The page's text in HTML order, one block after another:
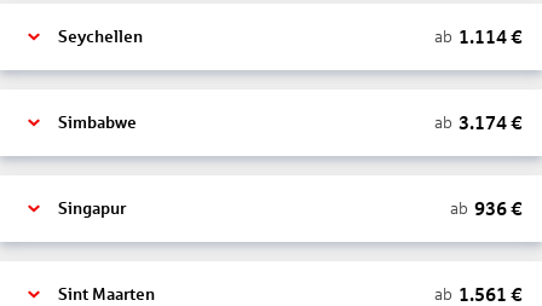
Seychellen ab 1.114€
Simbabwe ab 3.174€
Singapur ab 936€
Sint Maarten ab 1.561 €